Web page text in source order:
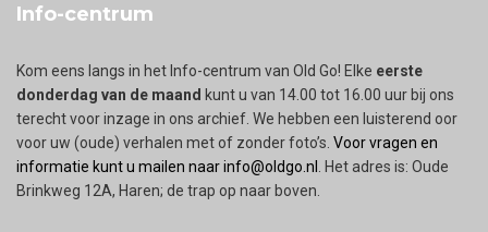
Info-centrum
Kom eens langs in het Info-centrum van Old Go! Elke eerste
donderdag van de maand kunt u van 14.00 tot 16.00 uur bij ons
terecht voor inzage in ons archief. We hebben een luisterend oor
voor uw (oude) verhalen met of zonder foto’s. Voor vragen en
informatie kunt u mailen naar info@oldgo.nl
. Het adres is: Oude
Brinkweg 12A, Haren; de trap op naar boven.